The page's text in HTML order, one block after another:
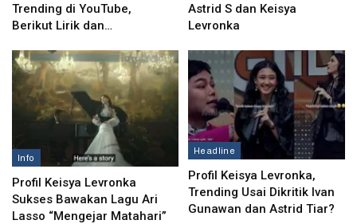
Trending di YouTube,
Berikut Lirik dan…
Astrid S dan Keisya
Levronka
Info
Profil Keisya Levronka
Sukses Bawakan Lagu Ari
Lasso “Mengejar Matahari”
Headline
Profil Keisya Levronka,
Trending Usai Dikritik Ivan
Gunawan dan Astrid Tiar?